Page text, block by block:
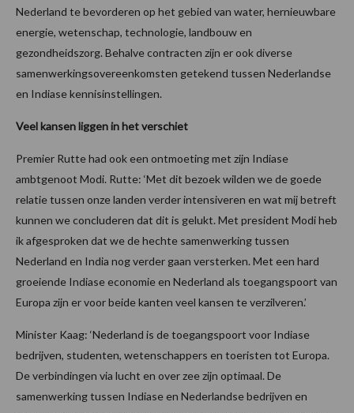
Nederland te bevorderen op het gebied van water, hernieuwbare
energie, wetenschap, technologie, landbouw en
gezondheidszorg. Behalve contracten zijn er ook diverse
samenwerkingsovereenkomsten getekend tussen Nederlandse
en Indiase kennisinstellingen.
Veel kansen liggen in het verschiet
Premier Rutte had ook een ontmoeting met zijn Indiase
ambtgenoot Modi. Rutte: ‘Met dit bezoek wilden we de goede
relatie tussen onze landen verder intensiveren en wat mij betreft
kunnen we concluderen dat dit is gelukt. Met president Modi heb
ik afgesproken dat we de hechte samenwerking tussen
Nederland en India nog verder gaan versterken. Met een hard
groeiende Indiase economie en Nederland als toegangspoort van
Europa zijn er voor beide kanten veel kansen te verzilveren.’
Minister Kaag: ‘Nederland is de toegangspoort voor Indiase
bedrijven, studenten, wetenschappers en toeristen tot Europa.
De verbindingen via lucht en over zee zijn optimaal. De
samenwerking tussen Indiase en Nederlandse bedrijven en